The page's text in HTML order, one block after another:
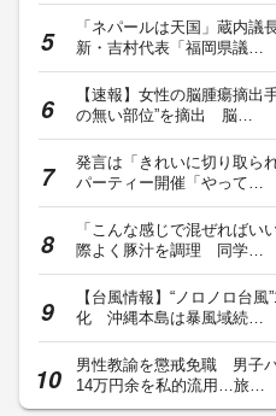
「ネパールは天国」蔵内
新・吉村代表「福岡県議…
【速報】女性の脳腫瘍摘出
の無い部位”を摘出 脳…
発言は「きれいに切り取ら
パーティー開催「やって…
「こんな感じで混ぜればい
際よく豚汁を調理 同学…
【台風情報】“ノロノロ台風
化 沖縄本島は暴風域続…
男性教諭を懲戒免職 男子
14万円余を私的流用…旅…